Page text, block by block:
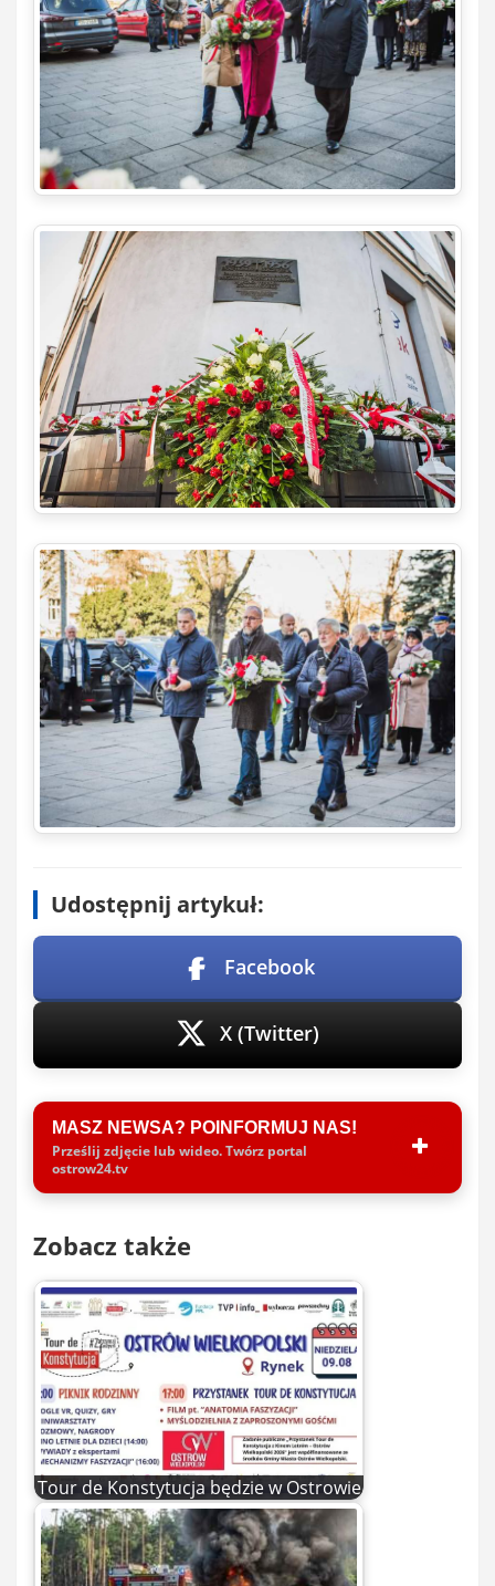
Udostępnij artykuł:
Facebook
X (Twitter)
MASZ NEWSA? POINFORMUJ NAS!
Prześlij zdjęcie lub wideo. Twórz portal
ostrow24.tv
Zobacz także
Tour de Konstytucja będzie w Ostrowie